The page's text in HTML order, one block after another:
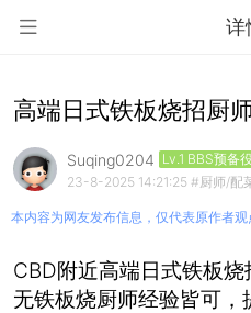
详
高端日式铁板烧招厨
Suqing0204 Lv.1 BBS预备役
23-8-2025 14:21:25 #厨师/配
本内容为网友发布信息，仅代表原作者观
CBD附近高端日式铁板
无铁板烧厨师经验皆可